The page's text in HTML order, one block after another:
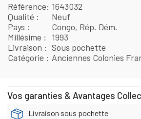
Référence 1643032
Qualité
Neuf
Pays
Congo, Rép. Dém.
Millésime
1993
Livraison
Sous pochette
Catégorie
Anciennes Colonies
Vos garanties & Avantages
Livraison sous pochette